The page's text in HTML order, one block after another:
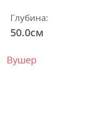
Глубина:
50.0см
Вушер